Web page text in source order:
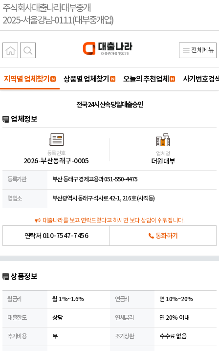
주식회사대출나라대부중개
2025-서울강남-0111(대부중개업)
전체메뉴
지역별 업체찾기 상품별 업체찾기 오늘의 추천업체 사기번호검
전국 24시 신속 당일대출승인
업체정보
등록번호
2026-부산동래구-0005
업체명
더원대부
등록기관 부산 동래구 경제고용과 051-550-4475
영업소 부산광역시 동래구 석사로 42-1, 216호 (사직동)
대출나라를 보고 연락드렸다고 하시면 보다 상담이 쉬워집니다.
연락처 010-7547-7456 통화하기
상품정보
월금리 월 1%~1.6% 연금리 연 10%~20%
대출한도 상담 연체금리 연 20% 이내
추가비용 무 조기상환 수수료 없음